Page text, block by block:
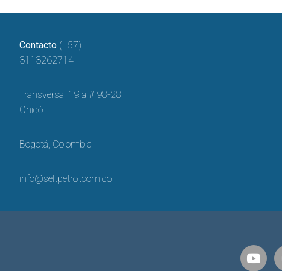
Contacto (+57)
3113262714
Transversal 19 a # 98-28
Chicó
Bogotá, Colombia
info@seltpetrol.com.co